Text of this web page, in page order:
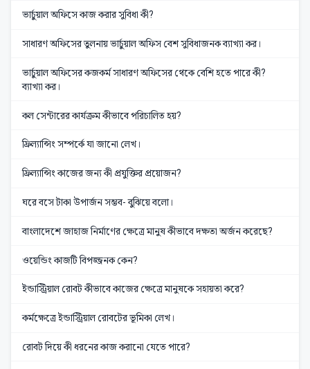
ভার্চুয়াল অফিসে কাজ করার সুবিধা কী?
সাধারণ অফিসের তুলনায় ভার্চুয়াল অফিস বেশ সুবিধাজনক ব্যাখ্যা কর।
ভার্চুয়াল অফিসের কজকর্ম সাধারণ অফিসের থেকে বেশি হতে পারে কী?
ব্যাখ্যা কর।
কল সেন্টারের কার্যক্রম কীভাবে পরিচালিত হয়?
ফ্রিল্যান্সিং সম্পর্কে যা জানো লেখ।
ফ্রিল্যান্সিং কাজের জন্য কী প্রযুক্তির প্রয়োজন?
ঘরে বসে টাকা উপার্জন সম্ভব- বুঝিয়ে বলো।
বাংলাদেশে জাহাজ নির্মাণের ক্ষেত্রে মানুষ কীভাবে দক্ষতা অর্জন করেছে?
ওয়েন্ডিং কাজটি বিপজ্জনক কেন?
ইন্ডাস্ট্রিয়াল রোবট কীভাবে কাজের ক্ষেত্রে মানুষকে সহায়তা করে?
কর্মক্ষেত্রে ইন্ডাস্ট্রিয়াল রোবটের ভূমিকা লেখ।
রোবট দিয়ে কী ধরনের কাজ করানো যেতে পারে?